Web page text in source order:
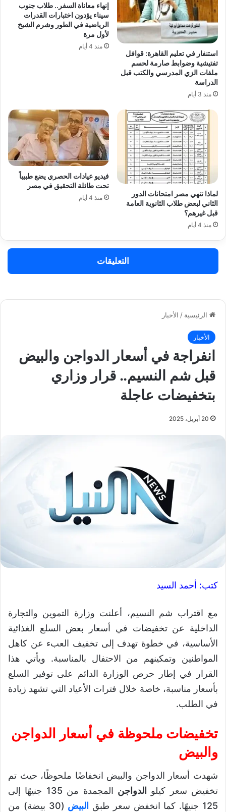
استنفار في تعليم القاهرة: قوافل
تفتيشية وضوابط صارمة لحسم
ملفات الزي المدرسي والكتب قبل
الدراسة
منذ 3 أيام
إنهاء معاناة السفر.. طلاب جنوب
سيناء يؤدون اختبارات القدرات
الرياضية في الطور وشرم الشيخ
لأول مرة
منذ 4 أيام
لماذا تنهي مصر امتحانات الدور
الثاني لبعض طلاب الثانوية العامة
قبل غيرهم؟
منذ 4 أيام
فيديو عيادات الحصري يضع طبيباً
تحت طائلة التحقيق في مصر
منذ 4 أيام
التعليقات